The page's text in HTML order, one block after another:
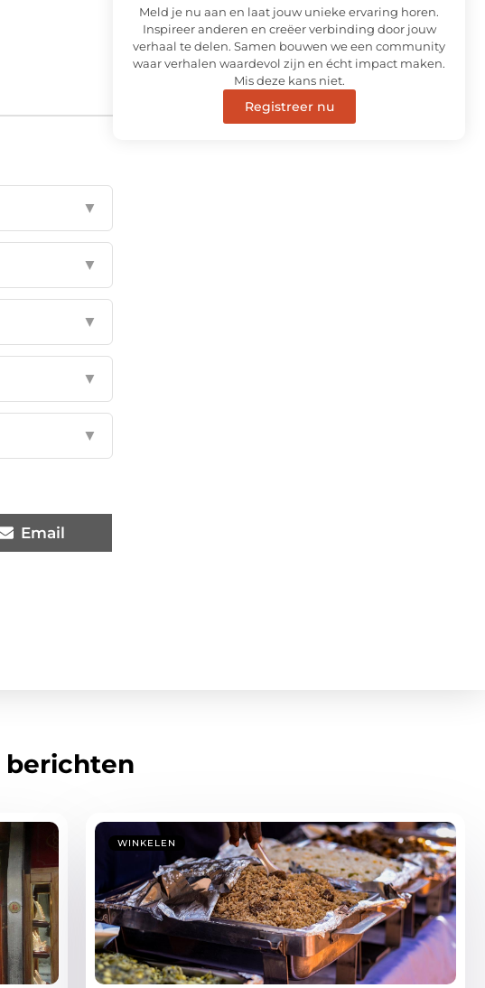
▼
▼
▼
▼
▼
Email
Meld je nu aan en laat jouw unieke ervaring horen.
Inspireer anderen en creëer verbinding door jouw
verhaal te delen. Samen bouwen we een community
waar verhalen waardevol zijn en écht impact maken.
Mis deze kans niet.
Registreer nu
WINKELEN